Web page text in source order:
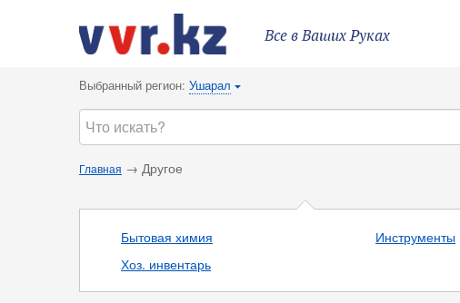
Все в Ваших Руках
Выбранный регион: Ушарал {
Главная → Другое
Бытовая химия
Хоз. инвентарь
Инструменты